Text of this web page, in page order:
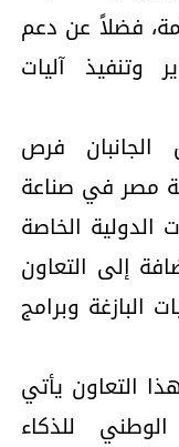
فضلاً عن دعم
وتنفيذ آليات
فرص
مصر في صناعة
الدولية الخاصة
إلى التعاون
البازغة وبرامج
التعاون يأتي
للذكاء